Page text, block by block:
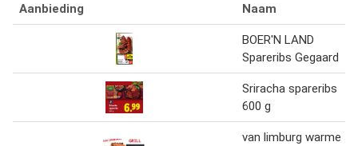
Aanbieding Naam
BOER'N LAND
Spareribs Gegaard
Sriracha spareribs
600 g
van limburg warme